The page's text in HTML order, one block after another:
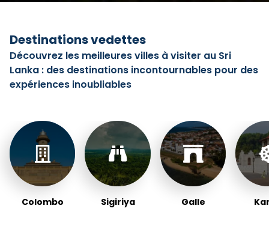
Destinations vedettes
Découvrez les meilleures villes à visiter au Sri
Lanka : des destinations incontournables pour des
expériences inoubliables
Colombo Sigiriya Galle